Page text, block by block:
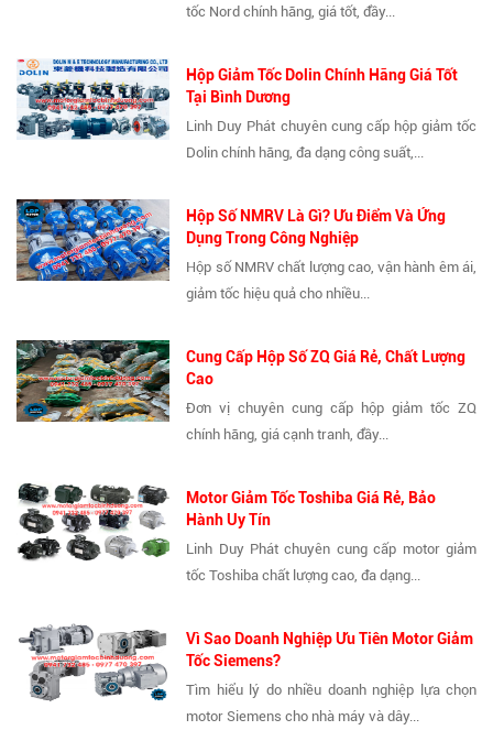
tốc Nord chính hãng, giá tốt, đầy...
Hộp Giảm Tốc Dolin Chính Hãng Giá Tốt
Tại Bình Dương
Linh Duy Phát chuyên cung cấp hộp giảm tốc
Dolin chính hãng, đa dạng công suất,...
Hộp Số NMRV Là Gì? Ưu Điểm Và Ứng
Dụng Trong Công Nghiệp
Hộp số NMRV chất lượng cao, vận hành êm ái,
giảm tốc hiệu quả cho nhiều...
Cung Cấp Hộp Số ZQ Giá Rẻ, Chất Lượng
Cao
Đơn vị chuyên cung cấp hộp giảm tốc ZQ
chính hãng, giá cạnh tranh, đầy...
Motor Giảm Tốc Toshiba Giá Rẻ, Bảo
Hành Uy Tín
Linh Duy Phát chuyên cung cấp motor giảm
tốc Toshiba chất lượng cao, đa dạng...
Vì Sao Doanh Nghiệp Ưu Tiên Motor Giảm
Tốc Siemens?
Tìm hiểu lý do nhiều doanh nghiệp lựa chọn
motor Siemens cho nhà máy và dây...